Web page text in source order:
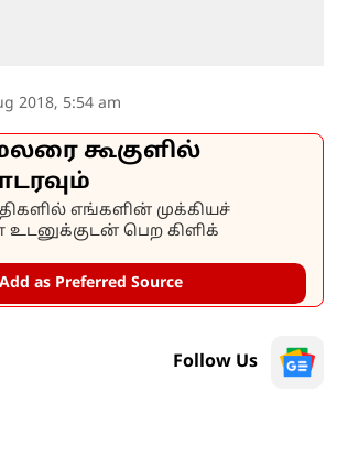
2018, 5:54 am
கூகுளில்
எங்களின் முக்கியச்
பெற கிளிக்
Add as Preferred Source
Follow Us